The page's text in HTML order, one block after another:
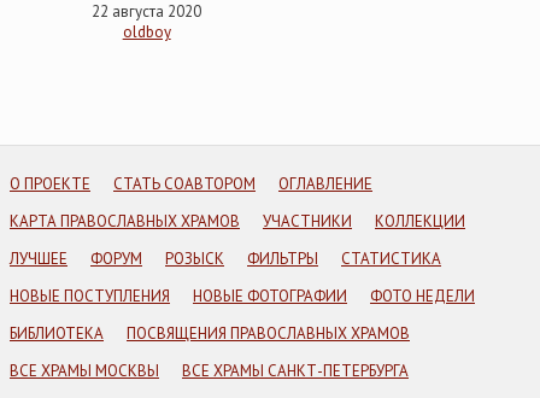
22 августа 2020
oldboy
О ПРОЕКТЕ СТАТЬ СОАВТОРОМ
ОГЛАВЛЕНИЕ
КАРТА ПРАВОСЛАВНЫХ ХРАМОВ
УЧАСТНИКИ
КОЛЛЕКЦИИ
ЛУЧШЕЕ
ФОРУМ РОЗЫСК ФИЛЬТРЫ
СТАТИСТИКА
НОВЫЕ ПОСТУПЛЕНИЯ
НОВЫЕ ФОТОГРАФИИ
ФОТО НЕДЕЛИ
БИБЛИОТЕКА
ПОСВЯЩЕНИЯ ПРАВОСЛАВНЫХ ХРАМОВ
ВСЕ ХРАМЫ МОСКВЫ
ВСЕ ХРАМЫ САНКТ-ПЕТЕРБУРГА